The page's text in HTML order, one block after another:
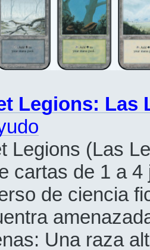
Legions: Las
Legions (Las
cartas de 1 a
de ciencia
Una raza